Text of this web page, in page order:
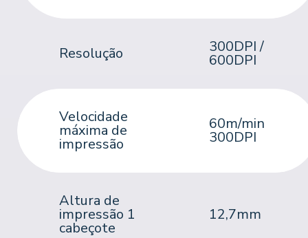
Resolução 300DPI /
600DPI
Velocidade
máxima de
impressão
60m/min
300DPI
Altura de
impressão 1
cabeçote
12,7mm